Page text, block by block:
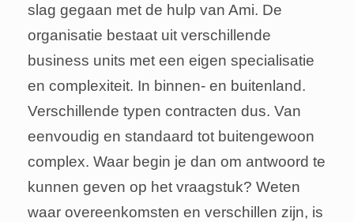
slag gegaan met de hulp van Ami. De
organisatie bestaat uit verschillende
business units met een eigen specialisatie
en complexiteit. In binnen- en buitenland.
Verschillende typen contracten dus. Van
eenvoudig en standaard tot buitengewoon
complex. Waar begin je dan om antwoord te
kunnen geven op het vraagstuk? Weten
waar overeenkomsten en verschillen zijn, is